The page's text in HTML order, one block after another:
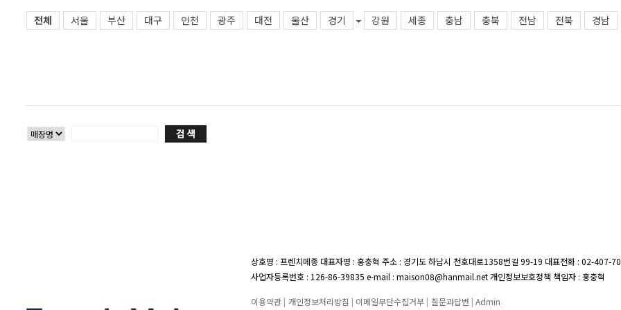
전체 서울 부산 대구 인천 광주 대전 울산 경기 강원 세종 충남 충북 전남 전북 경남
상호명 : 프렌치메종 대표자명 : 홍충혁 주소 : 경기도 하남시 천호대로1358번길 99-19 대표전화 : 02-407-
사업자등록번호 : 126-86-39835 e-mail : maison08@hanmail.net 개인정보보호정책 책임자 : 홍충혁
이용약관 | 개인정보처리방침 | 이메일무단수집거부 | 질문과답변 | Admin